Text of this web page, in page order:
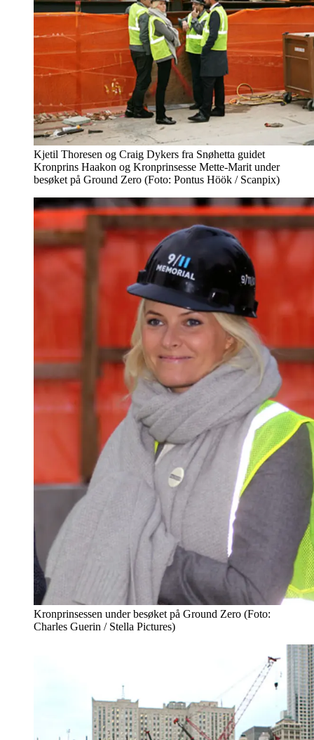
Kjetil Thoresen og Craig Dykers fra Snøhetta guidet
Kronprins Haakon og Kronprinsesse Mette-Marit under
besøket på Ground Zero (Foto: Pontus Höök / Scanpix)
Kronprinsessen under besøket på Ground Zero (Foto:
Charles Guerin / Stella Pictures)